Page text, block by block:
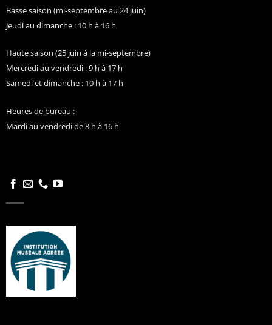
Basse saison (mi-septembre au 24 juin)
Jeudi au dimanche : 10 h à 16 h
Haute saison (25 juin à la mi-septembre)
Mercredi au vendredi : 9 h à 17 h
Samedi et dimanche : 10 h à 17 h
Heures de bureau :
Mardi au vendredi de 8 h à 16 h